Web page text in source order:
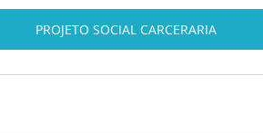
PROJETO SOCIAL CARCERARIA